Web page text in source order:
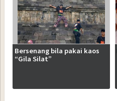
Bersenang bila pakai kaos
“Gila Silat”